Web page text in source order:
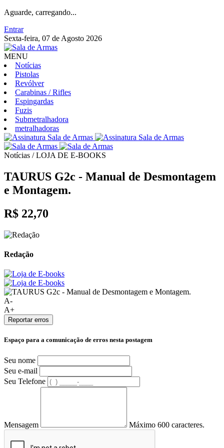
Aguarde, carregando...
Entrar
Sexta-feira, 07 de Agosto 2026
MENU
Notícias
Pistolas
Revólver
Carabinas / Rifles
Espingardas
Fuzis
Submetralhadora
metralhadoras
Notícias / LOJA DE E-BOOKS
TAURUS G2c - Manual de Desmontagem
e Montagem.
R$ 22,70
Redação
A-
A+
Reportar erros
Espaço para a comunicação de erros nesta postagem
Seu nome
Seu e-mail
Seu Telefone
Mensagem Máximo 600 caracteres.